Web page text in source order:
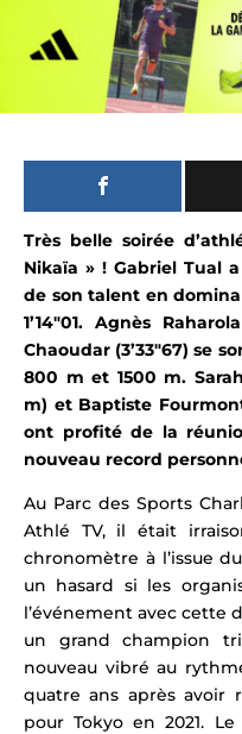
Très belle soirée
Nikaïa » ! Gabriel Tual
de son talent en
1’14″01. Agnès
Chaoudar (3’33″67) se
800 m et 1500 m.
m) et Baptiste
ont profité de la
nouveau record
Au Parc des Sports
Athlé TV, il était
chronomètre à l’issue
un hasard si les
l’événement avec cette
un grand champion
nouveau vibré au
quatre ans après avoir
pour Tokyo en 2021.